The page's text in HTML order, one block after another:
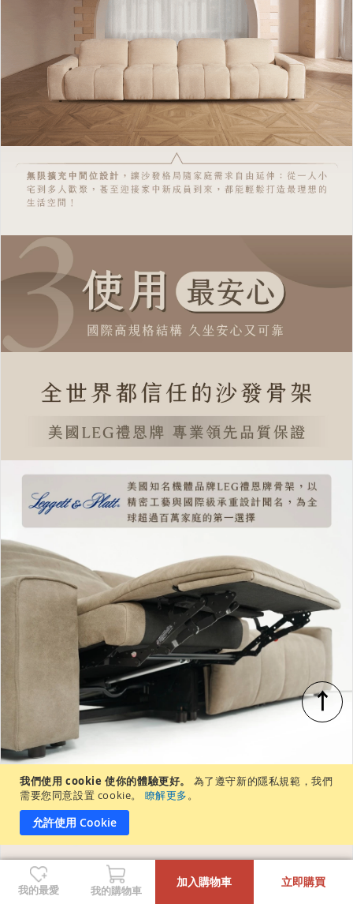
我們使用 cookie 使你的體驗更好。
為了遵守新的隱私規範，我們
需要您同意設置 cookie。
瞭解更多。
允許使用 Cookie
↑
我的最愛 我的購物車
加入購物車 立即購買
+
-